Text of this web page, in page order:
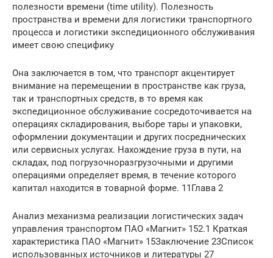
полезности времени (time utility). Полезность
пространства и времени для логистики транспортного
процесса и логистики экспедиционного обслуживания
имеет свою специфику
Она заключается в том, что транспорт акцентирует
внимание на перемещении в пространстве как груза,
так и транспортных средств, в то время как
экспедиционное обслуживание сосредоточивается на
операциях складирования, выборе тары и упаковки,
оформлении документации и других посреднических
или сервисных услугах. Нахождение груза в пути, на
складах, под погрузочноразгрузочными и другими
операциями определяет время, в течение которого
капитал находится в товарной форме. 11Глава 2
Анализ механизма реализации логистических задач
управления транспортом ПАО «Магнит» 152.1 Краткая
характеристика ПАО «Магнит» 15Заключение 23Список
использованных источников и литературы 27